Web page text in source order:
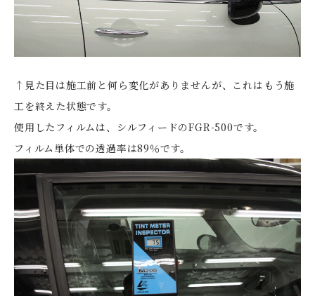
↑見た目は施工前と何ら変化がありませんが、これはもう施
工を終えた状態です。
使用したフィルムは、シルフィードのFGR-500です。
フィルム単体での透過率は89％です。